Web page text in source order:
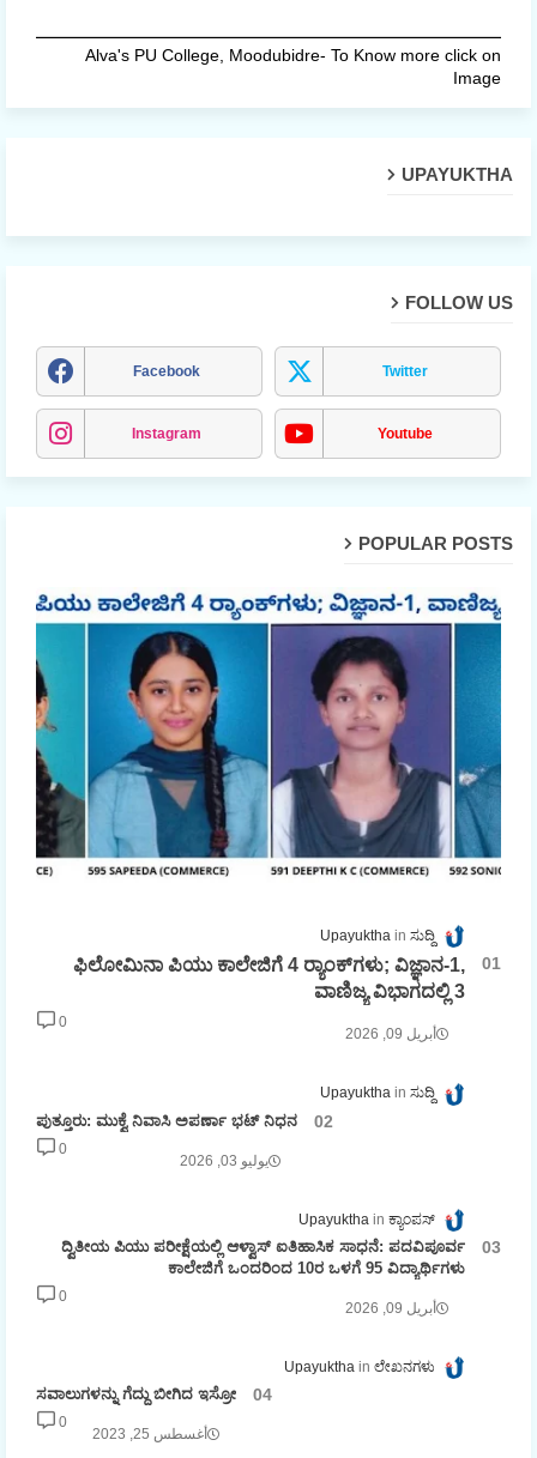
Alva's PU College, Moodubidre- To Know more click on
Image
UPAYUKTHA
FOLLOW US
Facebook Twitter
Instagram Youtube
POPULAR POSTS
Upayuktha ಸುದ್ದಿ
ಫಿಲೋಮಿನಾ ಪಿಯು ಕಾಲೇಜಿಗೆ 4 ರ್‍ಯಾಂಕ್‌ಗಳು; ವಿಜ್ಞಾನ-1,
ವಾಣಿಜ್ಯ ವಿಭಾಗದಲ್ಲಿ 3
أبريل 09, 2026
0
Upayuktha ಸುದ್ದಿ
ಪುತ್ತೂರು: ಮುಕ್ವೆ ನಿವಾಸಿ ಅಪರ್ಣಾ ಭಟ್ ನಿಧನ
يوليو 03, 2026
0
Upayuktha ಕ್ಯಾಂಪಸ್
ದ್ವಿತೀಯ ಪಿಯು ಪರೀಕ್ಷೆಯಲ್ಲಿ ಆಳ್ವಾಸ್ ಐತಿಹಾಸಿಕ ಸಾಧನೆ: ಪದವಿಪೂರ್ವ
ಕಾಲೇಜಿಗೆ ಒಂದರಿಂದ 10ರ ಒಳಗೆ 95 ವಿದ್ಯಾರ್ಥಿಗಳು
أبريل 09, 2026
0
Upayuktha ಲೇಖನಗಳು
ಸವಾಲುಗಳನ್ನು ಗೆದ್ದು ಬೀಗಿದ ಇಸ್ರೋ
أغسطس 25, 2023
0